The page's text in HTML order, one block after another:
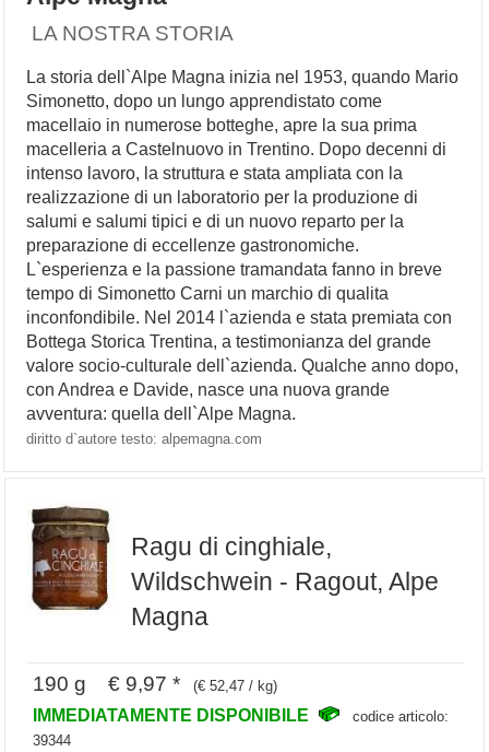
LA NOSTRA STORIA
La storia dell`Alpe Magna inizia nel 1953, quando Mario
Simonetto, dopo un lungo apprendistato come
macellaio in numerose botteghe, apre la sua prima
macelleria a Castelnuovo in Trentino. Dopo decenni di
intenso lavoro, la struttura e stata ampliata con la
realizzazione di un laboratorio per la produzione di
salumi e salumi tipici e di un nuovo reparto per la
preparazione di eccellenze gastronomiche.
L`esperienza e la passione tramandata fanno in breve
tempo di Simonetto Carni un marchio di qualita
inconfondibile. Nel 2014 l`azienda e stata premiata con
Bottega Storica Trentina, a testimonianza del grande
valore socio-culturale dell`azienda. Qualche anno dopo,
con Andrea e Davide, nasce una nuova grande
avventura: quella dell`Alpe Magna.
diritto d`autore testo: alpemagna.com
Ragu di cinghiale,
Wildschwein - Ragout, Alpe
Magna
190 g € 9,97 * (€ 52,47 / kg)
IMMEDIATAMENTE DISPONIBILE
codice articolo:
39344